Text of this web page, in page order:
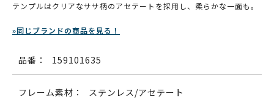
テンプルはクリアなササ柄のアセテートを採用し、柔らかな一面も。
»同じブランドの商品を見る！
品番： 159101635
フレーム素材： ステンレス/アセテート